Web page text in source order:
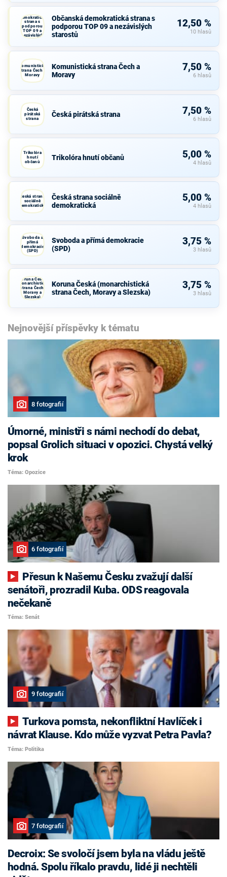
demokratická
strana s
podporou
TOP 09 a
nezávislých
starostů
Občanská demokratická strana s
podporou TOP 09 a nezávislých
starostů
12,50 %
10 hlasů
Komunistická
strana Čech a
Moravy
Komunistická strana Čech a
Moravy
7,50 %
6 hlasů
Česká
pirátská
strana
Česká pirátská strana 7,50 %
6 hlasů
Trikolóra
hnutí
občanů
Trikolóra hnutí občanů 5,00 %
4 hlasů
Česká strana
sociálně
demokratická
Česká strana sociálně
demokratická
5,00 %
4 hlasů
Svoboda a
přímá
demokracie
(SPD)
Svoboda a přímá demokracie
(SPD)
3,75 %
3 hlasů
Koruna Česká
(monarchistická
strana Čech,
Moravy a
Slezska)
Koruna Česká (monarchistická
strana Čech, Moravy a Slezska)
3,75 %
3 hlasů
Nejnovější příspěvky k tématu
8 fotografií
Úmorné, ministři s námi nechodí do debat,
popsal Grolich situaci v opozici. Chystá velký
krok
Téma: Opozice
6 fotografií
senátoři, prozradil Kuba. ODS reagovala
nečekaně
Téma: Senát
9 fotografií
Turkova pomsta, nekonfliktní Havlíček i
návrat Klause. Kdo může vyzvat Petra Pavla?
Téma: Politika
7 fotografií
Decroix: Se svoločí jsem byla na vládu ještě
hodná. Spolu říkalo pravdu, lidé ji nechtěli